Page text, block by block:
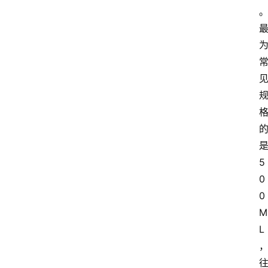
。
最
为
常
见
规
格
的
是
5
0
0
M
L
，
往